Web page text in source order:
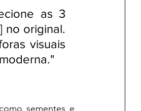
as 3
no original.
visuais
sementes e